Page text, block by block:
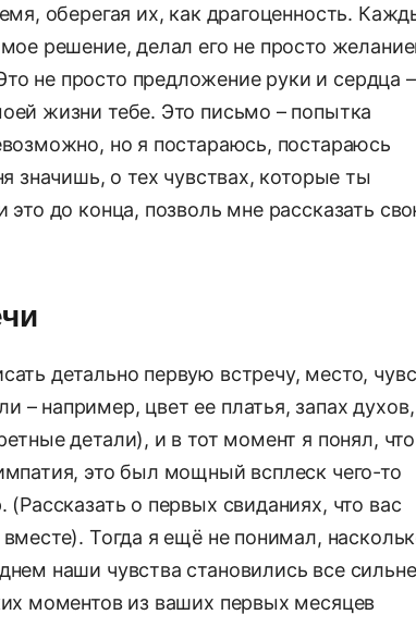
оберегая их, как драгоценность.
решение, делал его не просто
не просто предложение руки и сердца –
жизни тебе. Это письмо – попытка
но я постараюсь, постараюсь
значишь, о тех чувствах, которые ты
до конца, позволь мне рассказать
детально первую встречу, место,
– например, цвет ее платья, запах духов,
детали), и в тот момент я понял,
это был мощный всплеск чего-то
о первых свиданиях, что вас
Тогда я ещё не понимал,
наши чувства становились все
моментов из ваших первых месяцев